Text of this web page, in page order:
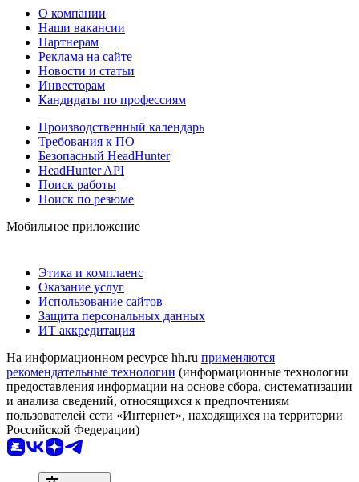
О компании
Наши вакансии
Партнерам
Реклама на сайте
Новости и статьи
Инвесторам
Кандидаты по профессиям
Производственный календарь
Требования к ПО
Безопасный HeadHunter
HeadHunter API
Поиск работы
Поиск по резюме
Мобильное приложение
Этика и комплаенс
Оказание услуг
Использование сайтов
Защита персональных данных
ИТ аккредитация
На информационном ресурсе hh.ru применяются
рекомендательные технологии (информационные технологии
предоставления информации на основе сбора, систематизации
и анализа сведений, относящихся к предпочтениям
пользователей сети «Интернет», находящихся на территории
Российской Федерации)